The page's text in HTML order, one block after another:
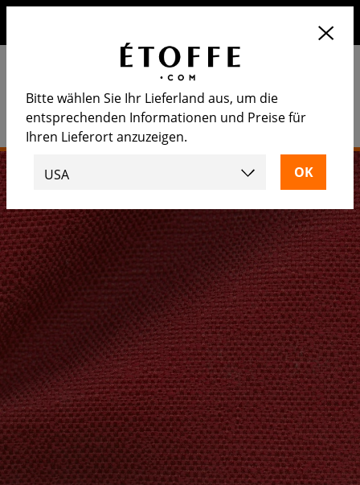
Bitte wählen Sie Ihr Lieferland aus, um die
entsprechenden Informationen und Preise für
Ihren Lieferort anzuzeigen.